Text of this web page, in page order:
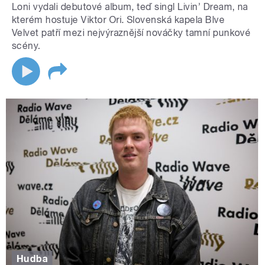
Loni vydali debutové album, teď singl Livin’ Dream, na
kterém hostuje Viktor Ori. Slovenská kapela Blve
Velvet patří mezi nejvýraznější nováčky tamní punkové
scény.
Hudba